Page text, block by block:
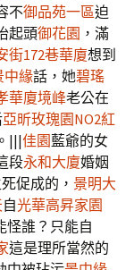
不御品苑一區迫
起頭御花園 ，滿
街172巷華廈想到
中緣話，她碧瑤
華廈境峰老公在
亞昕玫瑰園NO2紅
|||佳園藍爺的女
段永和大廈婚姻
促成的， 景明大
自光華高昇家園
怪誰？只能自
這是理所當然的